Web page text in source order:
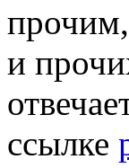
прочим,
и
ссылке